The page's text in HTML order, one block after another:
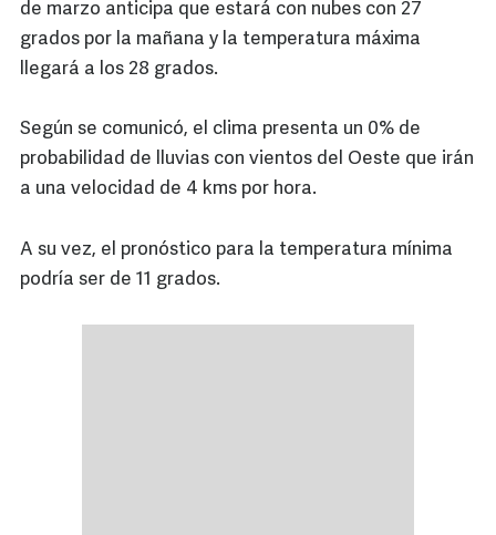
de marzo anticipa que estará con nubes con 27
grados por la mañana y la temperatura máxima
llegará a los 28 grados.
Según se comunicó, el clima presenta un 0% de
probabilidad de lluvias con vientos del Oeste que irán
a una velocidad de 4 kms por hora.
A su vez, el pronóstico para la temperatura mínima
podría ser de 11 grados.